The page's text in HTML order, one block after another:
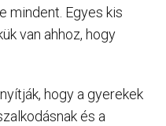
mindent. Egyes kis
van ahhoz, hogy
hogy a gyerekek
és a